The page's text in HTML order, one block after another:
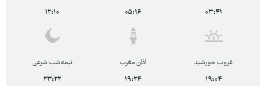
۰۳:۴۱
۰۵:۱۶
۱۲:۱۰
غروب خورشید
۱۹:۰۴
اذان مغرب
۱۹:۲۴
نیمه‌شب شرعی
۲۳:۲۲